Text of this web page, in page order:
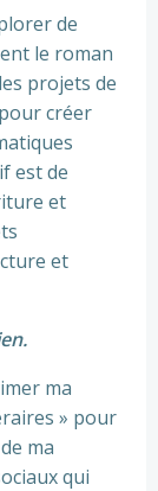
de
le roman
projets de
créer
est de
et
et
ma
» pour
ma
qui